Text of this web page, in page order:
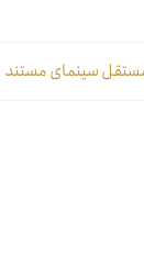
سینمای مستند